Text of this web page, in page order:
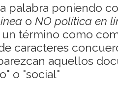
palabra poniendo
o NO política en
término como
caracteres
aquellos
o "social"